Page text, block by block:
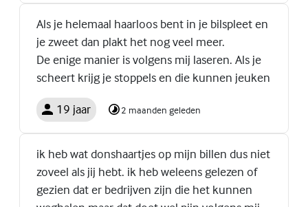
Als je helemaal haarloos bent in je bilspleet en
je zweet dan plakt het nog veel meer.
De enige manier is volgens mij laseren. Als je
scheert krijg je stoppels en die kunnen jeuken
19 jaar 2 maanden geleden
ik heb wat donshaartjes op mijn billen dus niet
zoveel als jij hebt. ik heb weleens gelezen of
gezien dat er bedrijven zijn die het kunnen